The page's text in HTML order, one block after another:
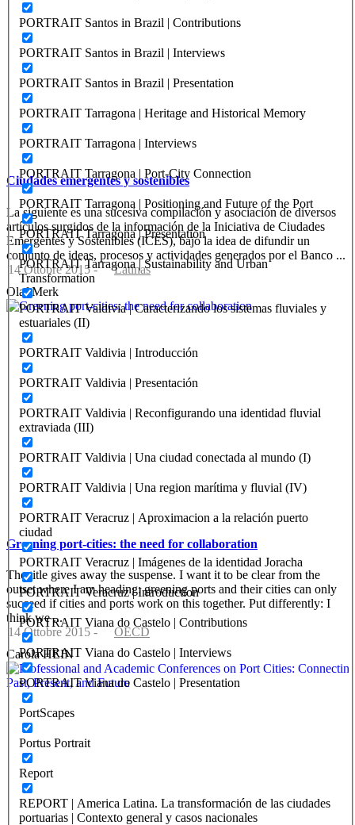
PORTRAIT Santos in Brazil | Contributions
PORTRAIT Santos in Brazil | Interviews
PORTRAIT Santos in Brazil | Presentation
PORTRAIT Tarragona | Heritage and Historical Memory
PORTRAIT Tarragona | Interviews
PORTRAIT Tarragona | Port-City Connection
PORTRAIT Tarragona | Positioning and Future of the Port
PORTRAIT Tarragona | Presentation
PORTRAIT Tarragona | Sustainability and Urban
Transformation
PORTRAIT Valdivia | Caracterizando los sistemas fluviales y
estuariales (II)
PORTRAIT Valdivia | Introducción
PORTRAIT Valdivia | Presentación
PORTRAIT Valdivia | Reconfigurando una identidad fluvial
extraviada (III)
PORTRAIT Valdivia | Una ciudad conectada al mundo (I)
PORTRAIT Valdivia | Una region marítima y fluvial (IV)
PORTRAIT Veracruz | Aproximacion a la relación puerto
ciudad
PORTRAIT Veracruz | Imágenes de la identidad Joracha
PORTRAIT Veracruz | Introduction
PORTRAIT Viana do Castelo | Contributions
PORTRAIT Viana do Castelo | Interviews
PORTRAIT Viana do Castelo | Presentation
PortScapes
Portus Portrait
Report
REPORT | America Latina. La transformación de las ciudades
portuarias | Contexto general y casos nacionales
Ciudades emergentes y sostenibles
La siguiente es una sucesiva compilación y asociación de diversos
artículos surgidos de la información de la Iniciativa de Ciudades
Emergentes y Sostenibles (ICES), bajo la idea de difundir un
conjunto de ideas, procesos y actividades generados por el Banco ...
14 Ottobre 2015-
Latinas
Olaf Merk
Greening port-cities: the need for collaboration
The title gives away the suspense. I want it to be clear from the
outset where I am heading: greening ports and their cities can only
succeed if cities and ports work on this together. Put differently: I
think we ...
14 Ottobre 2015 -
OECD
Carola HEIN